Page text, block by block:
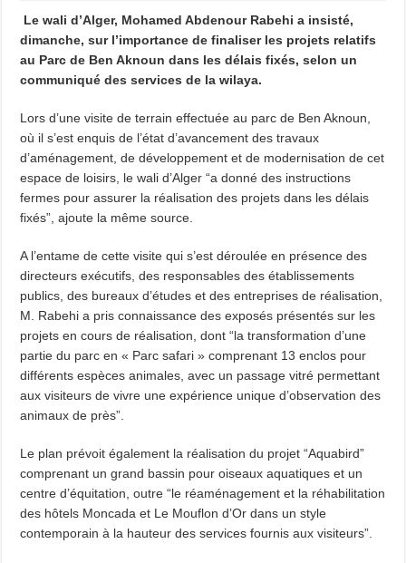
Le wali d’Alger, Mohamed Abdenour Rabehi a insisté,
dimanche, sur l’importance de finaliser les projets relatifs
au Parc de Ben Aknoun dans les délais fixés, selon un
communiqué des services de la wilaya.
Lors d’une visite de terrain effectuée au parc de Ben Aknoun,
où il s’est enquis de l’état d’avancement des travaux
d’aménagement, de développement et de modernisation de cet
espace de loisirs, le wali d’Alger “a donné des instructions
fermes pour assurer la réalisation des projets dans les délais
fixés”, ajoute la même source.
A l’entame de cette visite qui s’est déroulée en présence des
directeurs exécutifs, des responsables des établissements
publics, des bureaux d’études et des entreprises de réalisation,
M. Rabehi a pris connaissance des exposés présentés sur les
projets en cours de réalisation, dont “la transformation d’une
partie du parc en « Parc safari » comprenant 13 enclos pour
différents espèces animales, avec un passage vitré permettant
aux visiteurs de vivre une expérience unique d’observation des
animaux de près”.
Le plan prévoit également la réalisation du projet “Aquabird”
comprenant un grand bassin pour oiseaux aquatiques et un
centre d’équitation, outre “le réaménagement et la réhabilitation
des hôtels Moncada et Le Mouflon d’Or dans un style
contemporain à la hauteur des services fournis aux visiteurs”.